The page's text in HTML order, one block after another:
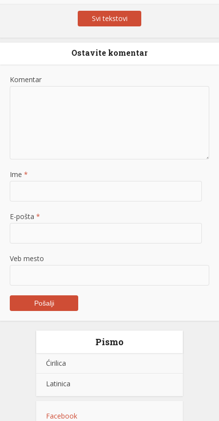
Svi tekstovi
Ostavite komentar
Komentar
Ime *
E-pošta *
Veb mesto
Pismo
Ćirilica
Latinica
Facebook